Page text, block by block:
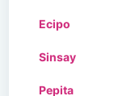
Ecipo
Sinsay
Pepita